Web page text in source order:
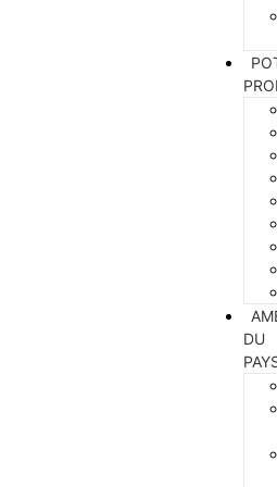
DU